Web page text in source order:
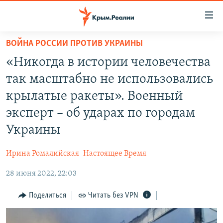
Вернуться
основному
содержанию
главной
навигации
Вернутся
СПЕЦПРОЕКТЫ
КАРТА ВОЕННЫХ ОБЪЕКТОВ КРЫМА
ЕЩЕ
ТЕЛЕПРОЕКТ КРЫМ.РЕАЛИИ
СОВЕТЫ ПРАВОЗАЩИТНИКОВ
КАК ОБОЙТИ БЛОКИРОВКУ
ВОЙНА РОССИИ ПРОТИВ УКРАИНЫ
«Никогда в истории человечества
так масштабно не использовались
крылатые ракеты». Военный
эксперт – об ударах по городам
Украины
Ирина Ромалийская Настоящее Время
28 июня 2022, 22:03
Поделиться Читать без VPN